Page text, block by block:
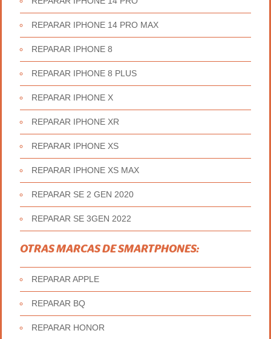
REPARAR IPHONE 14 PRO MAX
REPARAR IPHONE 8
REPARAR IPHONE 8 PLUS
REPARAR IPHONE X
REPARAR IPHONE XR
REPARAR IPHONE XS
REPARAR IPHONE XS MAX
REPARAR SE 2 GEN 2020
REPARAR SE 3GEN 2022
OTRAS MARCAS DE SMARTPHONES:
REPARAR APPLE
REPARAR BQ
REPARAR HONOR